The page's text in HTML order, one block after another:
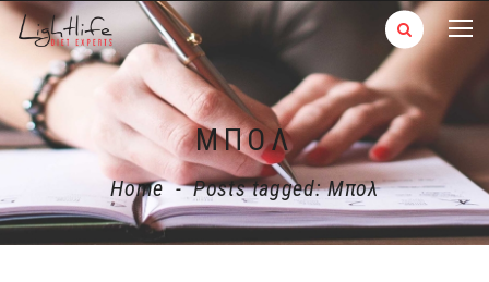
ΜΠΟΛ
Home - Posts tagged: Μπολ